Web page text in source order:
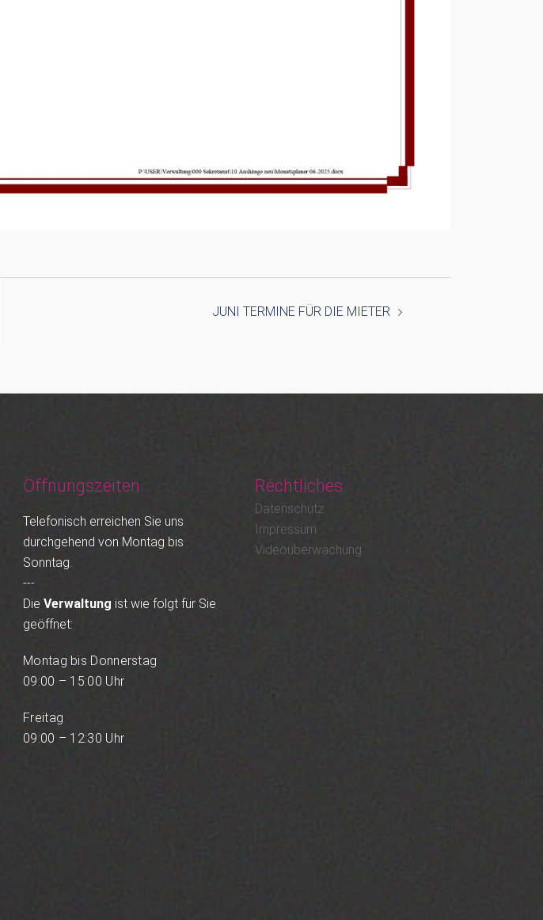
JUNI TERMINE FÜR DIE MIETER
Öffnungszeiten
Telefonisch erreichen Sie uns
durchgehend von Montag bis
Sonntag.
---
Die Verwaltung ist wie folgt für Sie
geöffnet:
Montag bis Donnerstag
09:00 – 15:00 Uhr
Freitag
09:00 – 12:30 Uhr
Rechtliches
Datenschutz
Impressum
Videoüberwachung